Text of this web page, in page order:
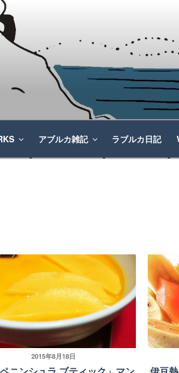
アブルカ雑記 ラブルカ日記
投
稿
2015年8月18日